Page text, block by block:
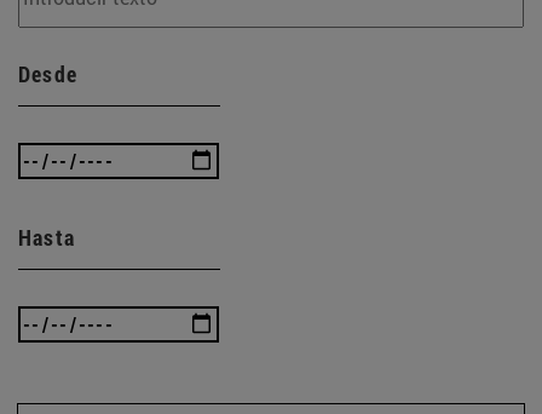
Desde
Hasta